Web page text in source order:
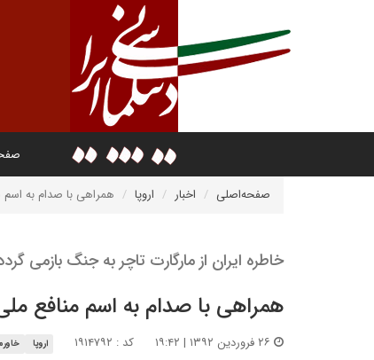
صفحه‌اصلی اخبار اروپا همراهی با صدام به اسم
خاطره ایران از مارگارت تاچر به جنگ بازمی
همراهی با صدام به اسم منافع ملی
کد : ۱۹۱۴۷۹۲ اروپا